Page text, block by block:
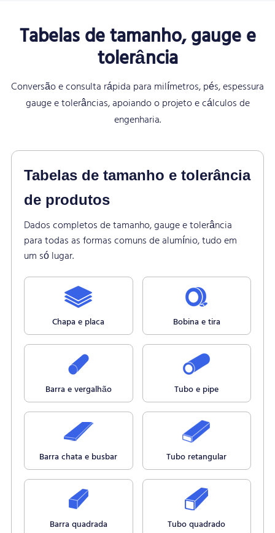
Tabelas de tamanho, gauge e
tolerância
Conversão e consulta rápida para milímetros, pés, espessura
gauge e tolerâncias, apoiando o projeto e cálculos de
engenharia.
Tabelas de tamanho e tolerância
de produtos
Dados completos de tamanho, gauge e tolerância
para todas as formas comuns de alumínio, tudo em
um só lugar.
Chapa e placa Bobina e tira
Barra e vergalhão Tubo e pipe
Barra chata e busbar Tubo retangular
Barra quadrada Tubo quadrado